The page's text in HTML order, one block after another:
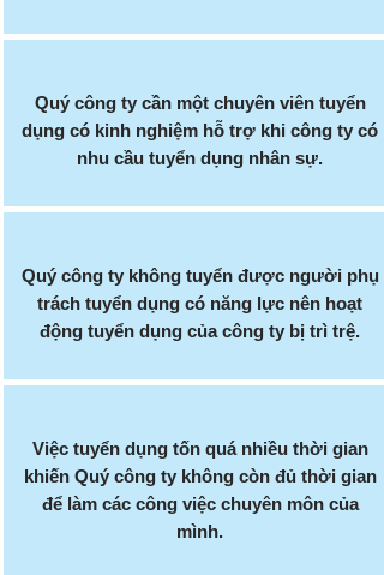
Quý công ty cần một chuyên viên tuyển
dụng có kinh nghiệm hỗ trợ khi công ty có
nhu cầu tuyển dụng nhân sự.
Quý công ty không tuyển được người phụ
trách tuyển dụng có năng lực nên hoạt
động tuyển dụng của công ty bị trì trệ.
Việc tuyển dụng tốn quá nhiều thời gian
khiến Quý công ty không còn đủ thời gian
để làm các công việc chuyên môn của
mình.